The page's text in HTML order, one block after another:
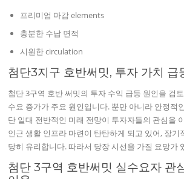
프리미엄 마감 elements
충분한 수납 면적
시원한 circulation
첨단3지구 호반써밋, 투자 가치 급
첨단 3구역 호반 써밋의 투자 수익 급등 원인을 검
수요 증가가 주요 원인입니다. 뿐만 아니라 안정적
단 일대 전반적인 미래 전망이 투자자들의 관심을
인근 생활 인프라 마련이 탄탄하게 되고 있어, 장기
당히 유리합니다. 따라서 당장 시선을 가질 요망가
첨단 3구역 호반써밋 실수요자 관